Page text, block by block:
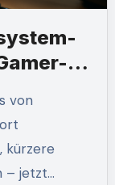
kürzere
– jetzt…